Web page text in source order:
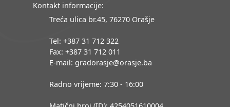
Kontakt informacije:
Treća ulica br.45, 76270 Orašje
Tel: +387 31 712 322
Fax: +387 31 712 011
E-mail: gradorasje@orasje.ba
Radno vrijeme: 7:30 - 16:00